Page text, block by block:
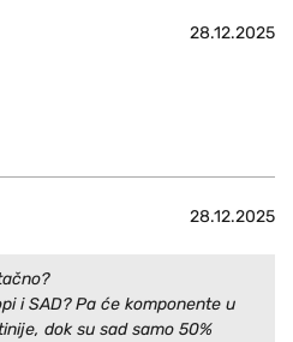
28.12.2025
28.12.2025
i SAD? Pa će komponente u
dok su sad samo 50%